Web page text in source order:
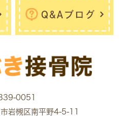
0051
岩槻区南平野4-5-11